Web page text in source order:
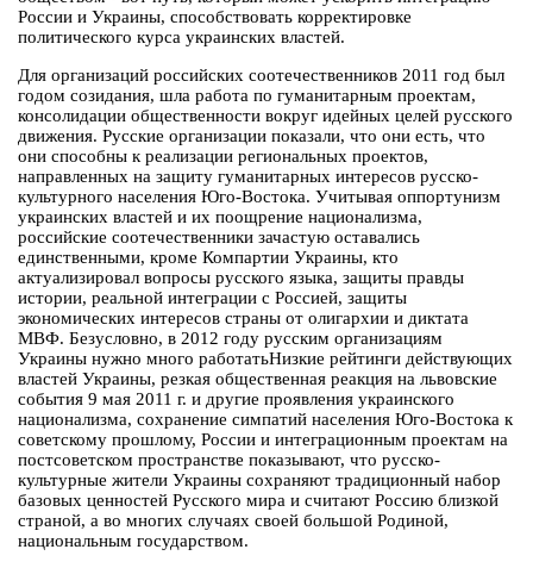
России и Украины, способствовать корректировке
политического курса украинских властей.
Для организаций российских соотечественников 2011 год был
годом созидания, шла работа по гуманитарным проектам,
консолидации общественности вокруг идейных целей русского
движения. Русские организации показали, что они есть, что
они способны к реализации региональных проектов,
направленных на защиту гуманитарных интересов русско-
культурного населения Юго-Востока. Учитывая оппортунизм
украинских властей и их поощрение национализма,
российские соотечественники зачастую оставались
единственными, кроме Компартии Украины, кто
актуализировал вопросы русского языка, защиты правды
истории, реальной интеграции с Россией, защиты
экономических интересов страны от олигархии и диктата
МВФ. Безусловно, в 2012 году русским организациям
Украины нужно много работатьНизкие рейтинги действующих
властей Украины, резкая общественная реакция на львовские
события 9 мая 2011 г. и другие проявления украинского
национализма, сохранение симпатий населения Юго-Востока к
советскому прошлому, России и интеграционным проектам на
постсоветском пространстве показывают, что русско-
культурные жители Украины сохраняют традиционный набор
базовых ценностей Русского мира и считают Россию близкой
страной, а во многих случаях своей большой Родиной,
национальным государством.